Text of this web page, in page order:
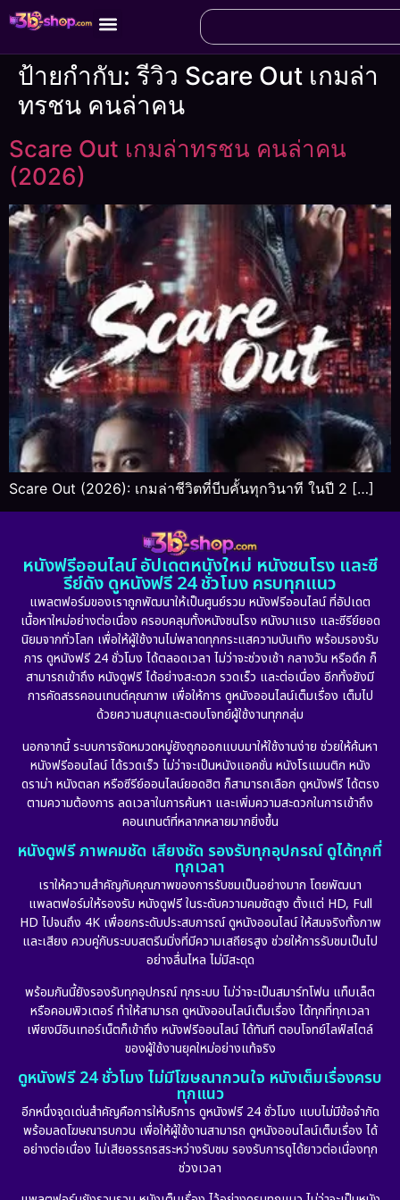
ป้ายกำกับ:รีวิว Scare Out เกมล่า
ทรชน คนล่าคน
Scare Out เกมล่าทรชน คนล่าคน
(2026)
Scare Out (2026): เกมล่าชีวิตที่บีบคั้นทุกวินาที ในปี 2 […]
หนังฟรีออนไลน์ อัปเดตหนังใหม่ หนังชนโรง และซี
รีย์ดัง ดูหนังฟรี 24 ชั่วโมง ครบทุกแนว
แพลตฟอร์มของเราถูกพัฒนาให้เป็นศูนย์รวม หนังฟรีออนไลน์ ที่อัปเดต
เนื้อหาใหม่อย่างต่อเนื่อง ครอบคลุมทั้งหนังชนโรง หนังมาแรง และซีรีย์ยอด
นิยมจากทั่วโลก เพื่อให้ผู้ใช้งานไม่พลาดทุกกระแสความบันเทิง พร้อมรองรับ
การ ดูหนังฟรี 24 ชั่วโมง ได้ตลอดเวลา ไม่ว่าจะช่วงเช้า กลางวัน หรือดึก ก็
สามารถเข้าถึง หนังดูฟรี ได้อย่างสะดวก รวดเร็ว และต่อเนื่อง อีกทั้งยังมี
การคัดสรรคอนเทนต์คุณภาพ เพื่อให้การ ดูหนังออนไลน์เต็มเรื่อง เต็มไป
ด้วยความสนุกและตอบโจทย์ผู้ใช้งานทุกกลุ่ม
นอกจากนี้ ระบบการจัดหมวดหมู่ยังถูกออกแบบมาให้ใช้งานง่าย ช่วยให้ค้นหา
หนังฟรีออนไลน์ ได้รวดเร็ว ไม่ว่าจะเป็นหนังแอคชั่น หนังโรแมนติก หนัง
ดราม่า หนังตลก หรือซีรีย์ออนไลน์ยอดฮิต ก็สามารถเลือก ดูหนังฟรี ได้ตรง
ตามความต้องการ ลดเวลาในการค้นหา และเพิ่มความสะดวกในการเข้าถึง
คอนเทนต์ที่หลากหลายมากยิ่งขึ้น
หนังดูฟรี ภาพคมชัด เสียงชัด รองรับทุกอุปกรณ์ ดูได้ทุกที่
ทุกเวลา
เราให้ความสำคัญกับคุณภาพของการรับชมเป็นอย่างมาก โดยพัฒนา
แพลตฟอร์มให้รองรับ หนังดูฟรี ในระดับความคมชัดสูง ตั้งแต่ HD, Full
HD ไปจนถึง 4K เพื่อยกระดับประสบการณ์ ดูหนังออนไลน์ ให้สมจริงทั้งภาพ
และเสียง ควบคู่กับระบบสตรีมมิ่งที่มีความเสถียรสูง ช่วยให้การรับชมเป็นไป
อย่างลื่นไหล ไม่มีสะดุด
พร้อมกันนี้ยังรองรับทุกอุปกรณ์ ทุกระบบ ไม่ว่าจะเป็นสมาร์ทโฟน แท็บเล็ต
หรือคอมพิวเตอร์ ทำให้สามารถ ดูหนังออนไลน์เต็มเรื่อง ได้ทุกที่ทุกเวลา
เพียงมีอินเทอร์เน็ตก็เข้าถึง หนังฟรีออนไลน์ ได้ทันที ตอบโจทย์ไลฟ์สไตล์
ของผู้ใช้งานยุคใหม่อย่างแท้จริง
ดูหนังฟรี 24 ชั่วโมง ไม่มีโฆษณากวนใจ หนังเต็มเรื่องครบ
ทุกแนว
อีกหนึ่งจุดเด่นสำคัญคือการให้บริการ ดูหนังฟรี 24 ชั่วโมง แบบไม่มีข้อจำกัด
พร้อมลดโฆษณารบกวน เพื่อให้ผู้ใช้งานสามารถ ดูหนังออนไลน์เต็มเรื่อง ได้
อย่างต่อเนื่อง ไม่เสียอรรถรสระหว่างรับชม รองรับการดูได้ยาวต่อเนื่องทุก
ช่วงเวลา